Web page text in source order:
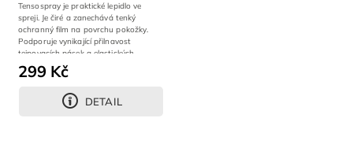
299 Kč
DETAIL
Tensospray je praktické lepidlo ve
spreji. Je čiré a zanechává tenký
ochranný film na povrchu pokožky.
Podporuje vynikající přilnavost
tejpovacích pásek a elastických
obvazů,...